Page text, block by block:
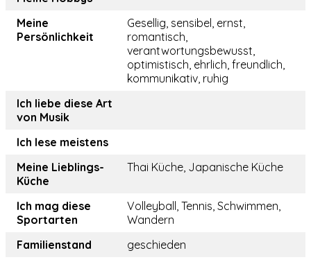
Meine
Persönlichkeit
Gesellig, sensibel, ernst,
romantisch,
verantwortungsbewusst,
optimistisch, ehrlich, freundlich,
kommunikativ, ruhig
Ich liebe diese Art
von Musik
Ich lese meistens
Meine Lieblings-
Küche
Thai Küche, Japanische Küche
Ich mag diese
Sportarten
Volleyball, Tennis, Schwimmen,
Wandern
Familienstand
geschieden